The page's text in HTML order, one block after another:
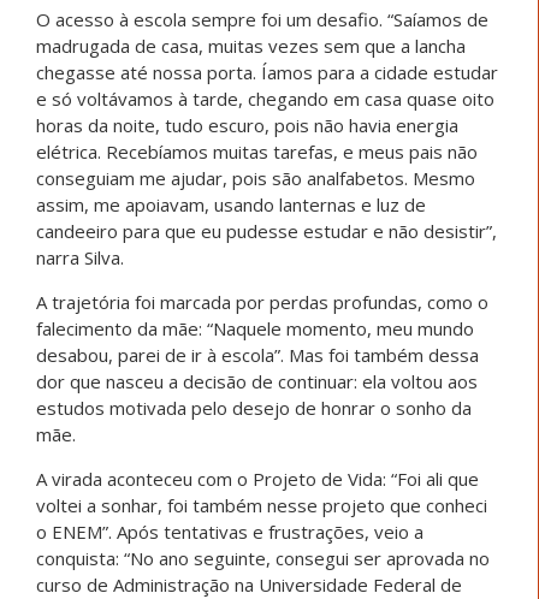
cuidar da minha família e na minha balança pesou mais o
cuidado com a minha família”, explica Ramos. Ainda
assim, não desistiu. Em 2025, tentou novamente e
conquistou uma nova aprovação: “Mais uma vez
consegui passar em Pedagogia, agora estou na balança
da construção dos meus sonhos”, destacou.
Hoje, Sheila segue firme, sustentada pela fé e pelo
compromisso com sua história:
educação tudo é possível”. Com gratidão,
reconhece sua caminhada: “Sou muito grata a
Deus, porque se eu cheguei até aqui foi Ele que
tem me sustentado”.
Sua trajetória reafirma que nunca é tarde para
recomeçar e que o sonho, quando coletivo, ganha ainda
mais sentido.
Permanecer, transformar e